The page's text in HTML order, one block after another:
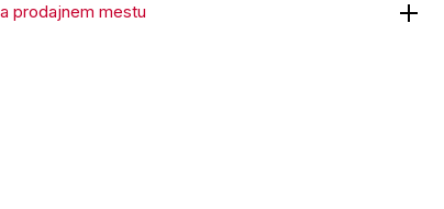
prodajnem mestu
mestu